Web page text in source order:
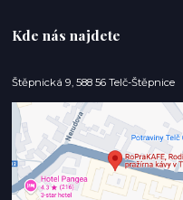
Kde nás najdete
Štěpnická 9, 588 56 Telč-Štěpnice